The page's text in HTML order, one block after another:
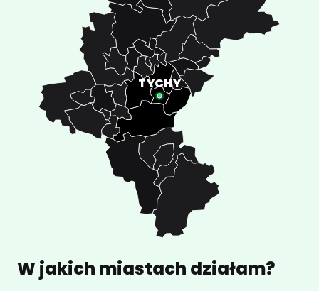
W jakich miastach działam?